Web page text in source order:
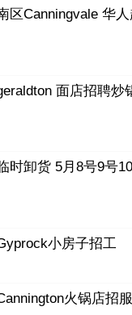
区Canningvale 华
面店招聘炒
时卸货 5月8号9号
小房子招工
火锅店招